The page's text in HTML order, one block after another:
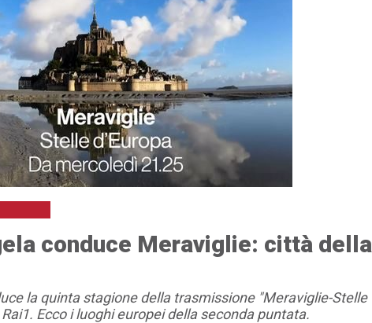
conduce Meraviglie: città della
la quinta stagione della trasmissione "Meraviglie-Stelle
Ecco i luoghi europei della seconda puntata.